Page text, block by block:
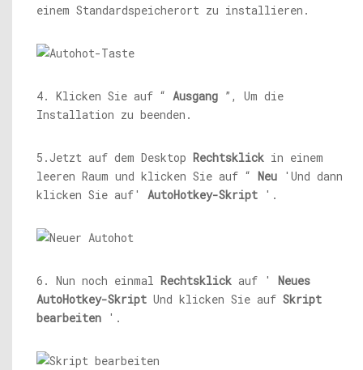
einem Standardspeicherort zu installieren.
4. Klicken Sie auf “ Ausgang ”, Um die
Installation zu beenden.
5.Jetzt auf dem Desktop Rechtsklick in einem
leeren Raum und klicken Sie auf “ Neu 'Und dann
klicken Sie auf' AutoHotkey-Skript '.
6. Nun noch einmal Rechtsklick auf ' Neues
AutoHotkey-Skript Und klicken Sie auf Skript
bearbeiten '.